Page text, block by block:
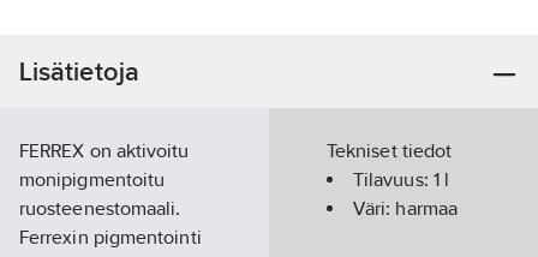
Lisätietoja
FERREX on aktivoitu
monipigmentoitu
ruosteenestomaali.
Ferrexin pigmentointi
Tekniset tiedot
Tilavuus: 1l
Väri: harmaa